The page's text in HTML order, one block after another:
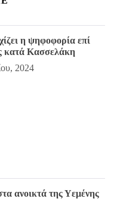
η ψηφοφορία επί
κατά Κασσελάκη
2024
ανοικτά της Υεμένης